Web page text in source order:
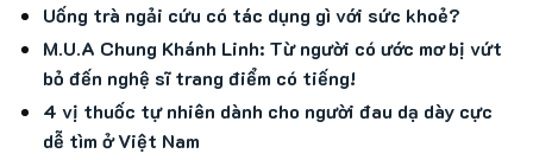
Uống trà ngải cứu có tác dụng gì với sức khoẻ?
M.U.A Chung Khánh Linh: Từ người có ước mơ bị vứt
bỏ đến nghệ sĩ trang điểm có tiếng!
4 vị thuốc tự nhiên dành cho người đau dạ dày cực
dễ tìm ở Việt Nam